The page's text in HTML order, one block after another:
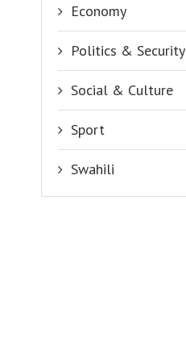
Economy
Politics & Security
Social & Culture
Sport
Swahili